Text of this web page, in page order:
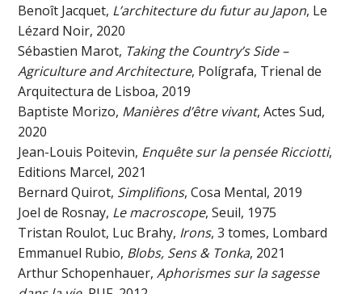
Benoît Jacquet, L’architecture du futur au Japon, Le
Lézard Noir, 2020
Sébastien Marot, Taking the Country’s Side –
Agriculture and Architecture, Polígrafa, Trienal de
Arquitectura de Lisboa, 2019
Baptiste Morizo, Manières d’être vivant, Actes Sud,
2020
Jean-Louis Poitevin, Enquête sur la pensée Ricciotti,
Editions Marcel, 2021
Bernard Quirot, Simplifions, Cosa Mental, 2019
Joel de Rosnay, Le macroscope, Seuil, 1975
Tristan Roulot, Luc Brahy, Irons, 3 tomes, Lombard
Emmanuel Rubio, Blobs, Sens & Tonka, 2021
Arthur Schopenhauer,Aphorismes sur la sagesse